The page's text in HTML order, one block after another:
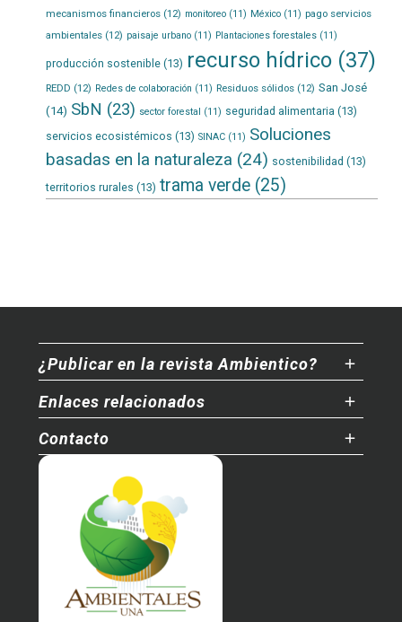
mecanismos financieros(12) monitoreo(11) México(11) pago servicios
ambientales(12) paisaje urbano(11) Plantaciones forestales(11)
producción sostenible(13) recurso hídrico(37)
REDD (12) Redes de colaboración (11) Residuos sólidos(12) San José
(14) SbN (23) sector forestal (11) seguridad alimentaria (13)
servicios ecosistémicos (13) SINAC(11) Soluciones
basadas en la naturaleza (24) sostenibilidad (13)
territorios rurales (13) trama verde(25)
¿Publicar en la revista Ambientico?
Enlaces relacionados
Contacto